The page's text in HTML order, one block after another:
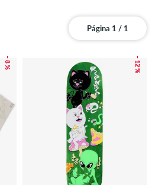
Página 1 / 1
– 8 % – 12 %